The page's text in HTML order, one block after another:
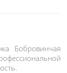
Бобровинчая